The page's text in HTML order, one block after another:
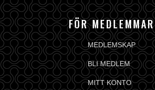
FÖR MEDLEMMAR
MEDLEMSKAP
BLI MEDLEM
MITT KONTO